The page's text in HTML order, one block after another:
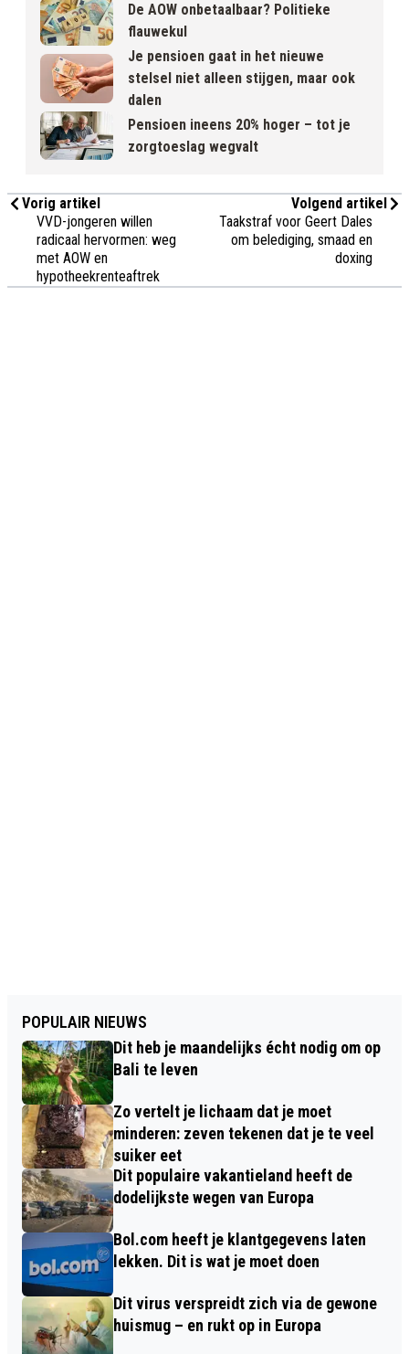
De AOW onbetaalbaar? Politieke
flauwekul
Je pensioen gaat in het nieuwe
stelsel niet alleen stijgen, maar ook
dalen
Pensioen ineens 20% hoger – tot je
zorgtoeslag wegvalt
Vorig artikel
VVD-jongeren willen
radicaal hervormen: weg
met AOW en
hypotheekrenteaftrek
Volgend artikel
Taakstraf voor Geert Dales
om belediging, smaad en
doxing
POPULAIR NIEUWS
Dit heb je maandelijks écht nodig om op
Bali te leven
Zo vertelt je lichaam dat je moet
minderen: zeven tekenen dat je te veel
suiker eet
Dit populaire vakantieland heeft de
dodelijkste wegen van Europa
Bol.com heeft je klantgegevens laten
lekken. Dit is wat je moet doen
Dit virus verspreidt zich via de gewone
huismug – en rukt op in Europa